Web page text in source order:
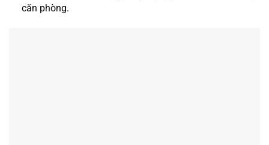
căn phòng.